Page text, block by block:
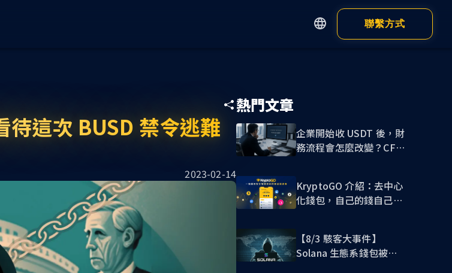
務 合規進階版
合規模組 API
KYC 網站工具
Transfer
錢包
瀏覽器錢包
錢包 App
顯示全部
商城 使用條款（企業）
聯繫方式
這次 BUSD 禁令逃難
2023-02-14
熱門文章
企業開始收 USDT 後，財
務流程會怎麼改變？CFO
KryptoGO 介紹：去中心
化錢包，自己的錢自己保
【8/3 駭客大事件】
Solana 生態系錢包被盜